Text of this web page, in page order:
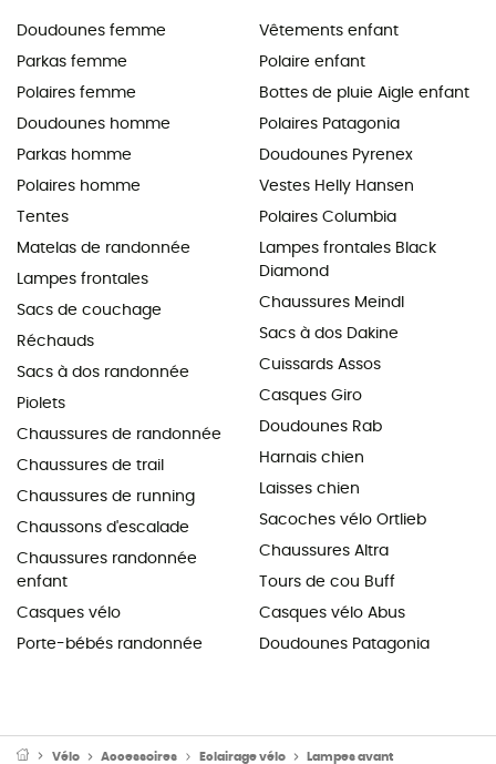
Doudounes femme
Parkas femme
Polaires femme
Doudounes homme
Parkas homme
Polaires homme
Tentes
Matelas de randonnée
Lampes frontales
Sacs de couchage
Réchauds
Sacs à dos randonnée
Piolets
Chaussures de randonnée
Chaussures de trail
Chaussures de running
Chaussons d'escalade
Chaussures randonnée
enfant
Casques vélo
Porte-bébés randonnée
Vêtements enfant
Polaire enfant
Bottes de pluie Aigle enfant
Polaires Patagonia
Doudounes Pyrenex
Vestes Helly Hansen
Polaires Columbia
Lampes frontales Black
Diamond
Chaussures Meindl
Sacs à dos Dakine
Cuissards Assos
Casques Giro
Doudounes Rab
Harnais chien
Laisses chien
Sacoches vélo Ortlieb
Chaussures Altra
Tours de cou Buff
Casques vélo Abus
Doudounes Patagonia
Vélo Accessoires Eclairage vélo Lampes avant